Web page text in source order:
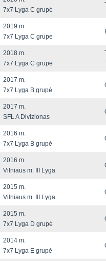
7x7 Lyga C grupė
2019 m.
7x7 Lyga C grupė
2018 m.
7x7 Lyga C grupė
2017 m.
7x7 Lyga B grupė
2017 m.
SFL A Divizionas
2016 m.
7x7 Lyga B grupė
2016 m.
Vilniaus m. III Lyga
2015 m.
Vilniaus m. III Lyga
2015 m.
7x7 Lyga D grupė
2014 m.
7x7 Lyga E grupė